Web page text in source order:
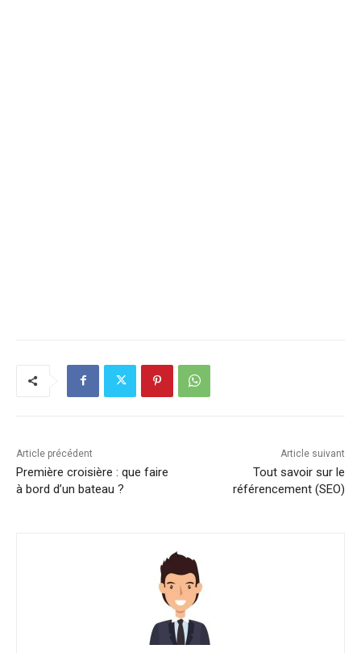
Article précédent
Première croisière : que faire
à bord d’un bateau ?
Article suivant
Tout savoir sur le
référencement (SEO)